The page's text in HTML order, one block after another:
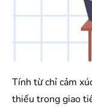
Tính từ chỉ cảm
thiếu trong giao